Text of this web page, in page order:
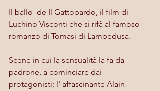
Il ballo  de Il Gattopardo, il film di
Luchino Visconti che si rifà al famoso
romanzo di Tomasi di Lampedusa.
Scene in cui la sensualità la fa da
padrone, a cominciare dai
protagonisti: l' affascinante Alain